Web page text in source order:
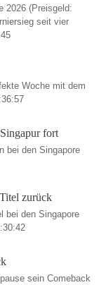
2026 (Preisgeld:
seit vier
Woche mit dem
fort
bei den Singapore
zurück
bei den Singapore
sein Comeback